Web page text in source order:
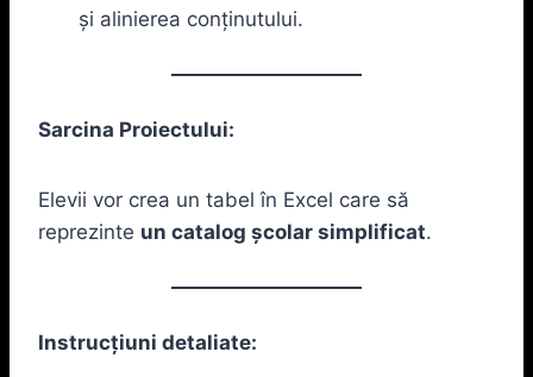
și alinierea conținutului.
Sarcina Proiectului:
Elevii vor crea un tabel în Excel care să
reprezinte un catalog școlar simplificat.
Instrucțiuni detaliate: